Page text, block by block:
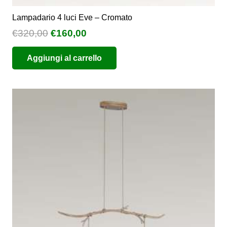
Lampadario 4 luci Eve – Cromato
€320,00 Il
prezzo
originale
era:
€160,00
prezzo
attuale
è:
Aggiungi al carrello